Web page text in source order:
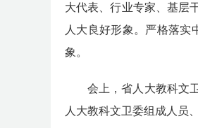
大代表、行业专家、基层
人大良好形象。 严格落实
象。
会上，省人大教科文
人大教科文卫委组成人员